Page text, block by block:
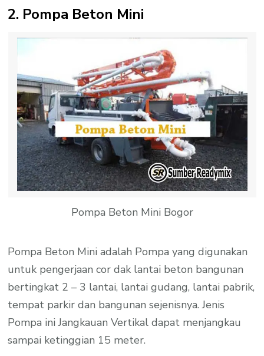
2. Pompa Beton Mini
Pompa Beton Mini Bogor
Pompa Beton Mini adalah Pompa yang digunakan
untuk pengerjaan cor dak lantai beton bangunan
bertingkat 2 – 3 lantai, lantai gudang, lantai pabrik,
tempat parkir dan bangunan sejenisnya. Jenis
Pompa ini Jangkauan Vertikal dapat menjangkau
sampai ketinggian 15 meter.